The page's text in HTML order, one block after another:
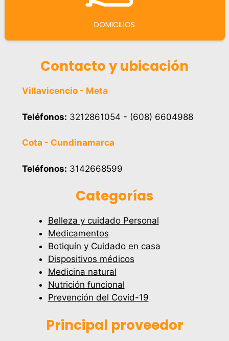
DOMICILIOS
Contacto y ubicación
Villavicencio - Meta
Teléfonos: 3212861054 - (608) 6604988
Cota - Cundinamarca
Teléfonos: 3142668599
Categorías
Belleza y cuidado Personal
Medicamentos
Botiquín y Cuidado en casa
Dispositivos médicos
Medicina natural
Nutrición funcional
Prevención del Covid-19
Principal proveedor